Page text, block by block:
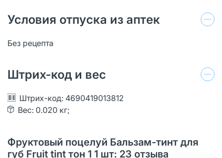
Условия отпуска из аптек
Без рецепта
Штрих-код и вес
Штрих-код: 4690419013812
Вес: 0.020 кг;
Фруктовый поцелуй Бальзам-тинт для
губ Fruit tint тон 1 1 шт: 23 отзыва